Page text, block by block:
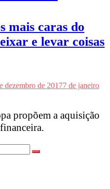
mais caras do
e levar coisas
dezembro de 20177 de janeiro
propõem a aquisição